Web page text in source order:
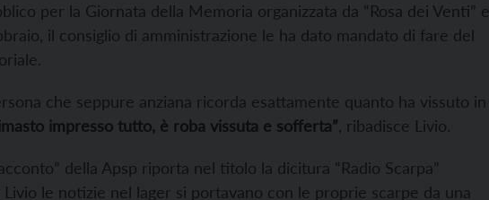
per la Giornata della Memoria organizzata da “Rosa dei Venti” e
il consiglio di amministrazione le ha dato mandato di fare del
che seppure anziana ricorda esattamente quanto ha vissuto in
impresso tutto, è roba vissuta e sofferta”, ribadisce Livio.
della Apsp riporta nel titolo la dicitura “Radio Scarpa”
le notizie nel lager si portavano con le proprie scarpe da una